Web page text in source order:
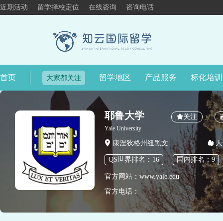
近期活动 留学择校定位 在线咨询 咨询电话
首页 大家都关注 留学地区 产品服务 标化培训
耶鲁大学 关注
Yale University
康涅狄格州纽黑文
QS世界排名：16 国内排名：9
官方网站：www.yale.edu
官方电话：